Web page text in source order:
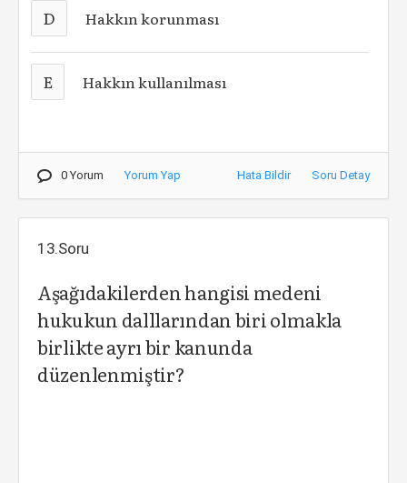
D Hakkın korunması
E Hakkın kullanılması
0 Yorum Yorum Yap Hata Bildir Soru Detay
13.Soru
Aşağıdakilerden hangisi medeni
hukukun dalllarından biri olmakla
birlikte ayrı bir kanunda
düzenlenmiştir?